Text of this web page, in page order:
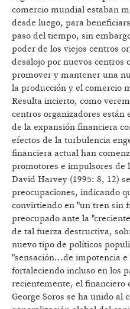
comercio mundial estaban
desde luego, para
paso del tiempo, sin
poder de los viejos centros
desalojo por nuevos centros
promover y mantener una
la producción y el comercio
Resulta incierto, como
centros organizadores
de la expansión financiera
efectos de la turbulencia
financiera actual han
promotores e impulsores de
David Harvey (1995: 8, 12)
preocupaciones, indicando
convirtiendo en "un tren sin
preocupado ante la
de tal fuerza destructiva,
nuevo tipo de políticos
"sensación...de impotencia
fortaleciendo incluso en los
recientemente, el financiero
George Soros se ha unido al